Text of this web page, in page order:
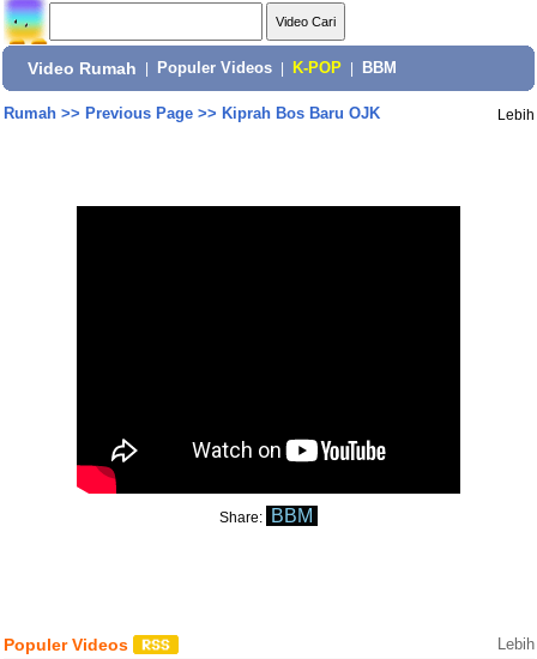
Video Rumah Populer Videos K-POP BBM
Rumah>> Previous Page>> Kiprah Bos Baru OJK Lebih
Share: BBM
Populer Videos Lebih